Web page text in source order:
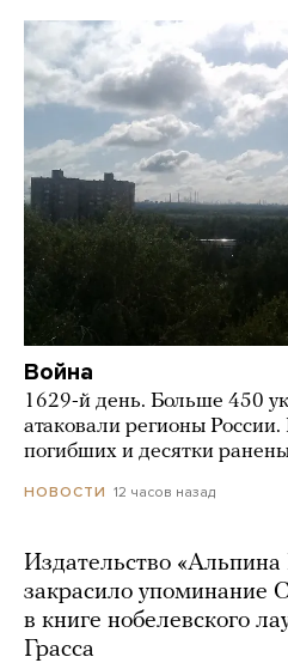
Война
1629-й день. Больше 450
атаковали регионы
погибших и десятки
НОВОСТИ 12 часов назад
Издательство
закрасило упоминание
в книге нобелевского
Грасса